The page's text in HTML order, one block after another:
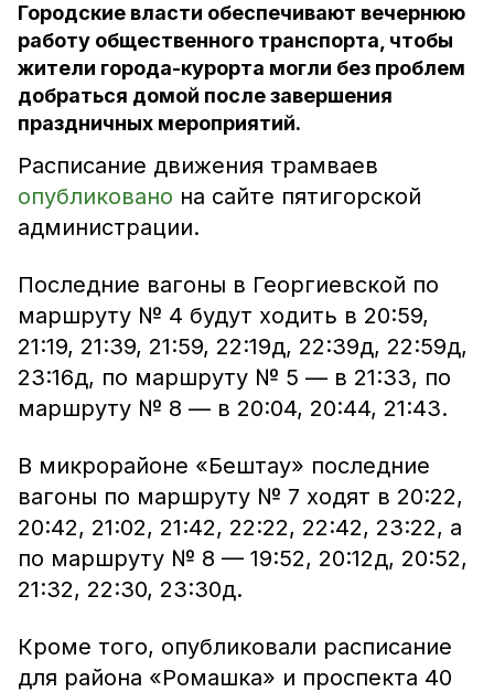
Городские власти обеспечивают вечернюю
работу общественного транспорта, чтобы
жители города-курорта могли без проблем
добраться домой после завершения
праздничных мероприятий.
Расписание движения трамваев
опубликовано на сайте пятигорской
администрации.
Последние вагоны в Георгиевской по
маршруту № 4 будут ходить в 20:59,
21:19, 21:39, 21:59, 22:19д, 22:39д, 22:59д,
23:16д, по маршруту № 5 — в 21:33, по
маршруту № 8 — в 20:04, 20:44, 21:43.
В микрорайоне «Бештау» последние
вагоны по маршруту № 7 ходят в 20:22,
20:42, 21:02, 21:42, 22:22, 22:42, 23:22, а
по маршруту № 8 — 19:52, 20:12д, 20:52,
21:32, 22:30, 23:30д.
Кроме того, опубликовали расписание
для района «Ромашка» и проспекта 40